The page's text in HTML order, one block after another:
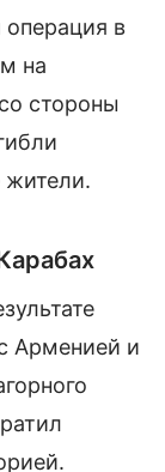
операция в
на
стороны
Арменией и